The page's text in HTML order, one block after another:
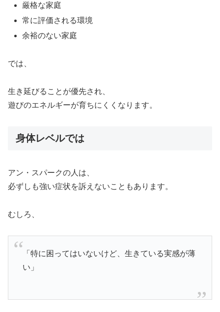
厳格な家庭
常に評価される環境
余裕のない家庭
では、
生き延びることが優先され、
遊びのエネルギーが育ちにくくなります。
身体レベルでは
アン・スパークの人は、
必ずしも強い症状を訴えないこともあります。
むしろ、
「特に困ってはいないけど、生きている実感が薄
い」